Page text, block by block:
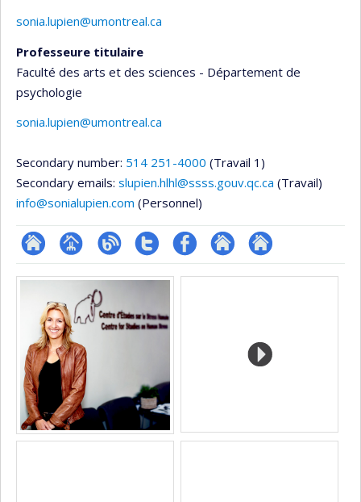
sonia.lupien@umontreal.ca
Professeure titulaire
Faculté des arts et des sciences - Département de
psychologie
sonia.lupien@umontreal.ca
Secondary number: 514 251-4000 (Travail 1)
Secondary emails: slupien.hlhl@ssss.gouv.qc.ca (Travail)
info@sonialupien.com (Personnel)
ResearchGate
Page
professionnelle
(faculté,département,école)
BlogueCompteProfil Autre Autre
Media